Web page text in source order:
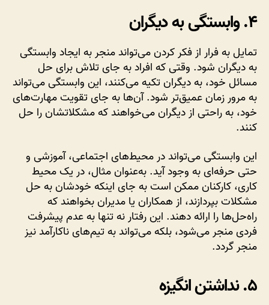
۴. وابستگی به دیگران
تمایل به فرار از فکر کردن می‌تواند منجر به ایجاد وابستگی
به دیگران شود. وقتی که افراد به جای تلاش برای حل
مسائل خود، به دیگران تکیه می‌کنند، این وابستگی می‌تواند
به مرور زمان عمیق‌تر شود. آن‌ها به جای تقویت مهارت‌های
خود، به راحتی از دیگران می‌خواهند که مشکلاتشان را حل
کنند.
این وابستگی می‌تواند در محیط‌های اجتماعی، آموزشی و
حتی حرفه‌ای به وجود آید. به‌عنوان مثال، در یک محیط
کاری، کارکنان ممکن است به جای اینکه خودشان به حل
مشکلات بپردازند، از همکاران یا مدیران بخواهند که
راه‌حل‌ها را ارائه دهند. این رفتار نه تنها به عدم پیشرفت
فردی منجر می‌شود، بلکه می‌تواند به تیم‌های ناکارآمد نیز
منجر گردد.
۵. نداشتن انگیزه